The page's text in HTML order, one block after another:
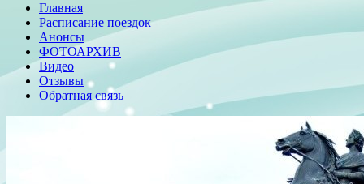
Главная
Расписание поездок
Анонсы
ФОТОАРХИВ
Видео
Отзывы
Обратная связь